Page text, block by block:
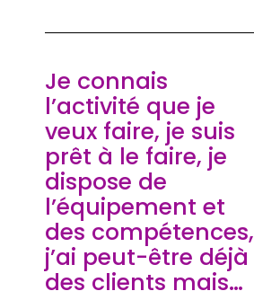
Je connais
l’activité que je
veux faire, je suis
prêt à le faire, je
dispose de
l’équipement et
des compétences,
j’ai peut-être déjà
des clients mais…